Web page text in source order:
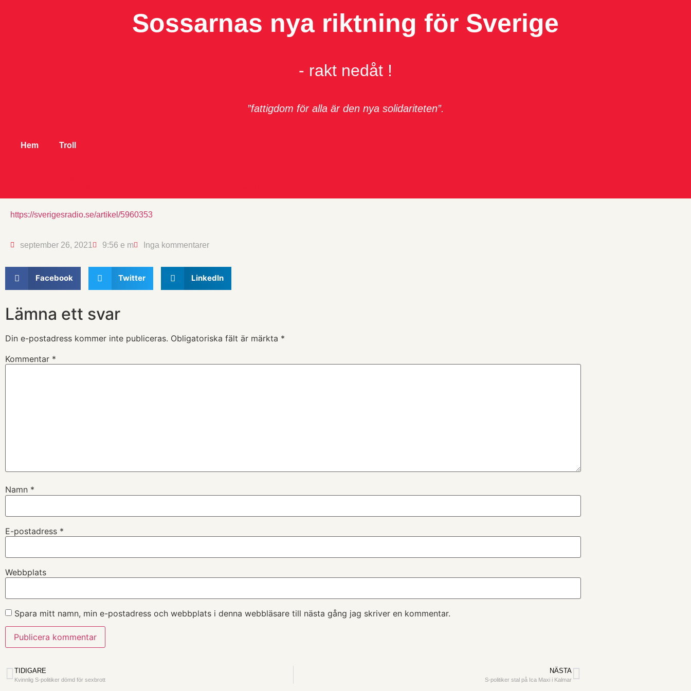
Sossarnas nya riktning för Sverige
- rakt nedåt !
”fattigdom för alla är den nya solidariteten”.
Hem Troll
https://sverigesradio.se/artikel/5960353
september 26, 2021 9:56 e m Inga kommentarer
Facebook Twitter LinkedIn
Lämna ett svar
Din e-postadress kommer inte publiceras. Obligatoriska fält är märkta *
Kommentar *
Namn *
E-postadress *
Webbplats
Spara mitt namn, min e-postadress och webbplats i denna webbläsare till nästa gång jag skriver en kommentar.
TIDIGARE
Kvinnlig S-politiker dömd för sexbrott
NÄSTA
S-politiker stal på Ica Maxi i Kalmar